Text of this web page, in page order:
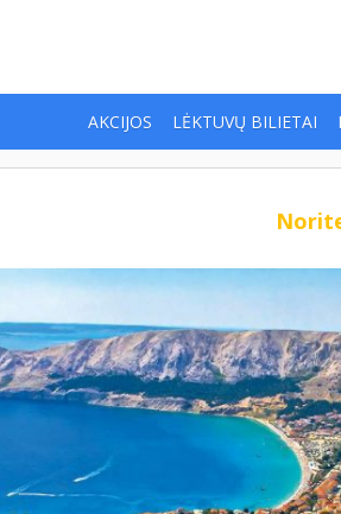
AKCIJOS LĖKTUVŲ BILIETAI